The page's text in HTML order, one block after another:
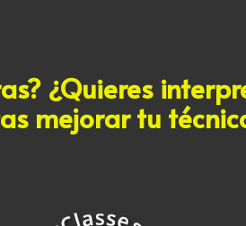
¿Quieres
mejorar tu